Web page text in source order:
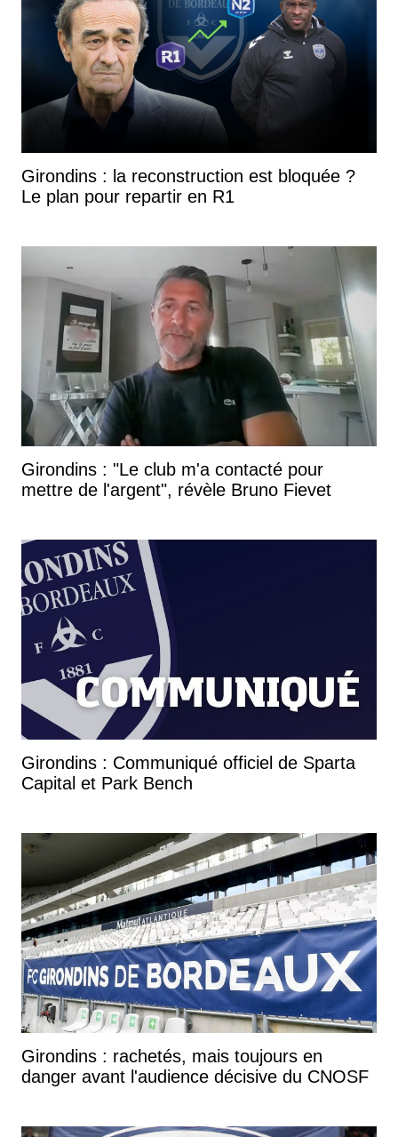
Girondins : la reconstruction est bloquée ?
Le plan pour repartir en R1
Girondins : "Le club m'a contacté pour
mettre de l'argent", révèle Bruno Fievet
Girondins : Communiqué officiel de Sparta
Capital et Park Bench
Girondins : rachetés, mais toujours en
danger avant l'audience décisive du CNOSF